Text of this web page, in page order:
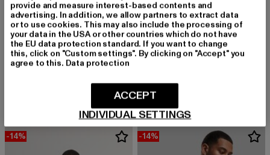
KARL KANI
Derzeitiger Preis: 60,19 EURAktionspreis: 69,99 EUR
60,19 EUR
Derzeitiger Preis: 60,19 EUR
-14% -14%
provide and measure interest-based contents and
advertising. In addition, we allow partners to extract data
or to use cookies. This may also include the processing of
your data in the USA or other countries which do not have
the EU data protection standard. If you want to change
this, click on "Custom settings". By clicking on "Accept" you
agree to this. Data protection
INDIVIDUAL SETTINGS
ACCEPT